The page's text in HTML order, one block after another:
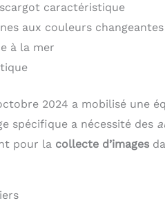
caractéristique
aux couleurs changeantes
à la mer
2024 a mobilisé une
spécifique a nécessité des
pour la collecte d’images